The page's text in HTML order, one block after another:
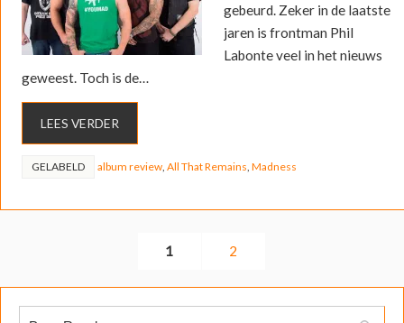
gebeurd. Zeker in de laatste
jaren is frontman Phil
Labonte veel in het nieuws
geweest. Toch is de…
LEES VERDER
GELABELD album review, All That Remains Madness
1 2